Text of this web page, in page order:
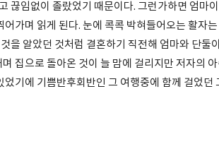
끊임없이 졸랐었기 때문이다. 그런가하면 엄마
가며 읽게 된다. 눈에 콕콕 박혀들어오는 활자
을 알았던 것처럼 결혼하기 직전해 엄마와 단둘
집으로 돌아온 것이 늘 맘에 걸리지만 저자의
었기에 기쁨반후회반인 그 여행중에 함께 걸었던